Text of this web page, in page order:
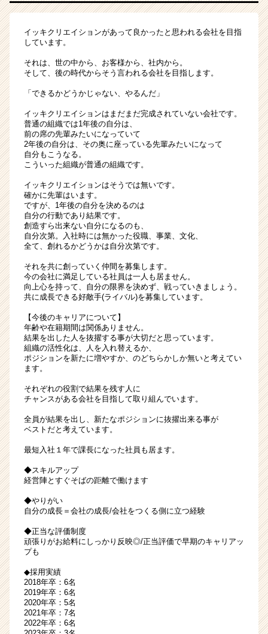
イッキクリエイションがあって良かったと思われる会社を目指
しています。
それは、世の中から、お客様から、社内から。
そして、後の時代からそう言われる会社を目指します。
「できるかどうかじゃない、やるんだ」
イッキクリエイションはまだまだ完成されていない会社です。
普通の組織では1年後の自分は、
前の席の先輩みたいになっていて
2年後の自分は、その奥に座っている先輩みたいになって
自分もこうなる。
こういった組織が普通の組織です。
イッキクリエイションはそうでは無いです。
確かに先輩はいます。
ですが、1年後の自分を決めるのは
自分の行動であり結果です。
創造すら出来ない自分になるのも、
自分次第。入社時には無かった役職、事業、文化、
全て、創れるかどうかは自分次第です。
それを共に創っていく仲間を募集します。
今の会社に満足している社員は一人も居ません。
向上心を持って、自分の限界を決めず、戦っていきましょう。
共に成長できる好敵手(ライバル)を募集しています。
【今後のキャリアについて】
年齢や在籍期間は関係ありません。
結果を出した人を抜擢する事が大切だと思っています。
組織の活性化は、人を入れ替えるか、
ポジションを新たに増やすか、のどちらかしか無いと考えてい
ます。
それぞれの役割で結果を残す人に
チャンスがある会社を目指して取り組んでいます。
全員が結果を出し、新たなポジションに抜擢出来る事が
ベストだと考えています。
最短入社１年で課長になった社員も居ます。
◆スキルアップ
経営陣とすぐそばの距離で働けます
◆やりがい
自分の成長＝会社の成長/会社をつくる側に立つ経験
◆正当な評価制度
頑張りがお給料にしっかり反映◎/正当評価で早期のキャリアッ
プも
◆採用実績
2018年卒：6名
2019年卒：6名
2020年卒：5名
2021年卒：7名
2022年卒：6名